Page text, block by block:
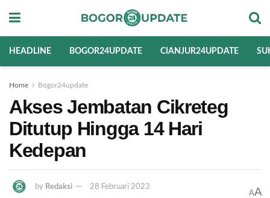
HEADLINE BOGOR24UPDATE CIANJUR24UPDATE
Home Bogor24update
Akses Jembatan Cikreteg
Ditutup Hingga 14 Hari
Kedepan
by Redaksi 28 Februari 2023
AA